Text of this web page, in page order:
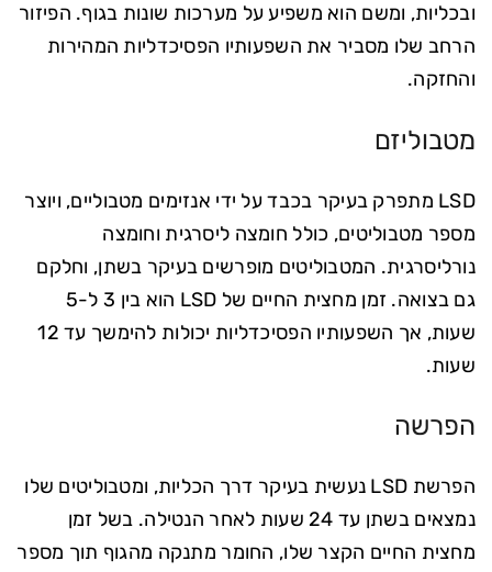
ובכליות, ומשם הוא משפיע על מערכות שונות בגוף. הפיזור
הרחב שלו מסביר את השפעותיו הפסיכדליות המהירות
והחזקה.
מטבוליזם
LSD מתפרק בעיקר בכבד על ידי אנזימים מטבוליים, ויוצר
מספר מטבוליטים, כולל חומצה ליסרגית וחומצה
נורליסרגית. המטבוליטים מופרשים בעיקר בשתן, וחלקם
גם בצואה. זמן מחצית החיים של LSD הוא בין 3 ל-5
שעות, אך השפעותיו הפסיכדליות יכולות להימשך עד 12
שעות.
הפרשה
הפרשת LSD נעשית בעיקר דרך הכליות, ומטבוליטים שלו
נמצאים בשתן עד 24 שעות לאחר הנטילה. בשל זמן
מחצית החיים הקצר שלו, החומר מתנקה מהגוף תוך מספר